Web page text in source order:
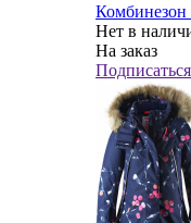
Комбинезон
Нет в
На заказ
Подписаться